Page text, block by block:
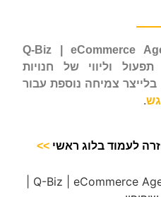
Q-Biz | eCommerce
וליווי של חנויות
בלייצר צמיחה נוספת עבור
.
לעמוד בלוג ראשי >>